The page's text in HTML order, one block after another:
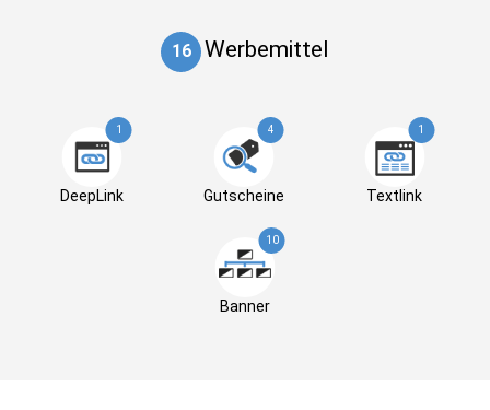
16 Werbemittel
1
DeepLink
4
Gutscheine
1
Textlink
10
Banner